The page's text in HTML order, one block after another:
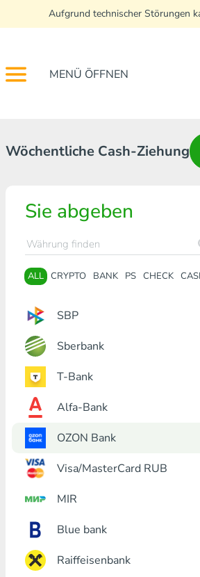
Aufgrund technischer Störungen
MENÜ ÖFFNEN
Wöchentliche Cash-Ziehung
Sie abgeben
ALL CRYPTO BANK PS CHECK
SBP
Sberbank
T-Bank
Alfa-Bank
OZON Bank
Visa/MasterCard RUB
MIR
Blue bank
Raiffeisenbank